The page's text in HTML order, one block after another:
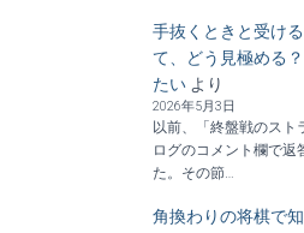
手抜くときと受け
て、どう見極める？
たいより
2026年5月3日
以前、「終盤戦のスト
ログのコメント欄で返
た。その節…
角換わりの将棋で